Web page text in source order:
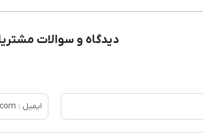
دیدگاه و سوالات